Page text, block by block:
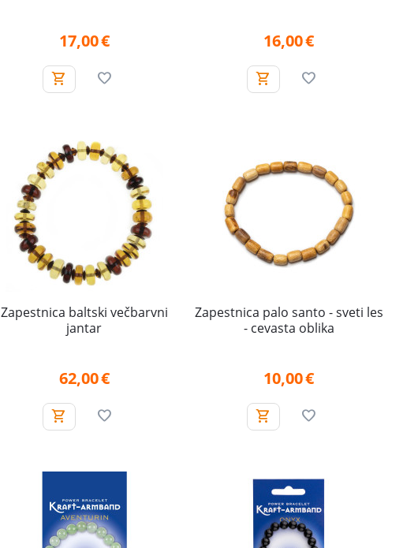
17,00€ 16,00€
Zapestnica baltski večbarvni
jantar
62,00€
Zapestnica palo santo - sveti les
- cevasta oblika
10,00€